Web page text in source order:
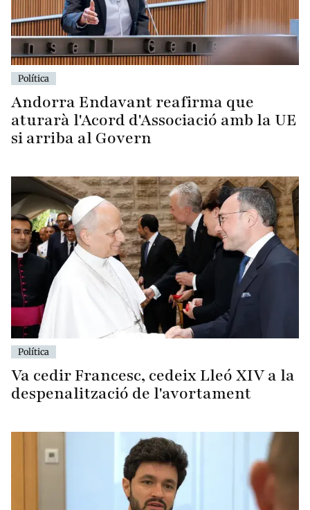
Política
Andorra Endavant reafirma que
aturarà l'Acord d'Associació amb la UE
si arriba al Govern
Política
Va cedir Francesc, cedeix Lleó XIV a la
despenalització de l'avortament